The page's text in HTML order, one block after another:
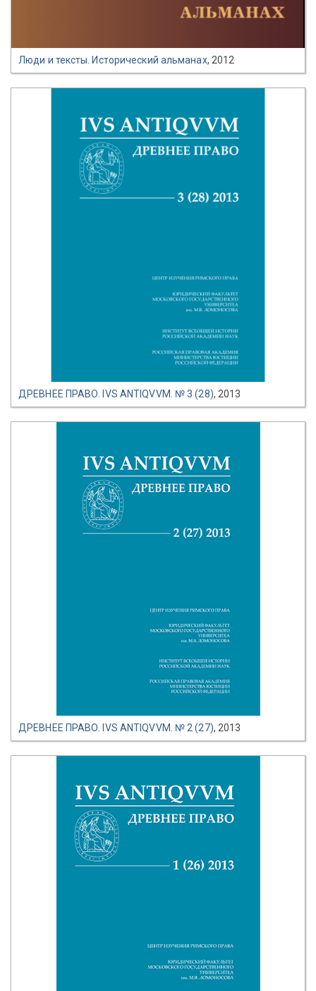
Люди и тексты. Исторический альманах, 2012
ДРЕВНЕЕ ПРАВО. IVS ANTIQVVM. № 3 (28), 2013
ДРЕВНЕЕ ПРАВО. IVS ANTIQVVM. № 2 (27), 2013